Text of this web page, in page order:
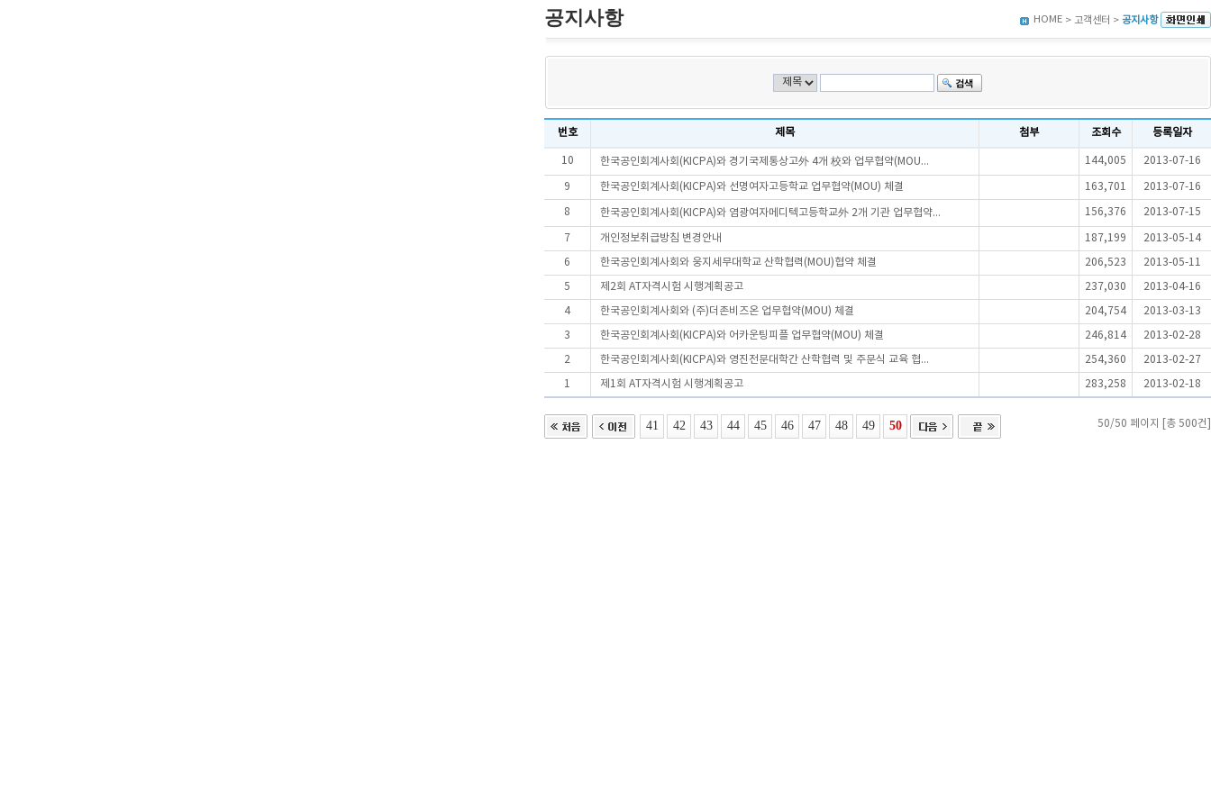
공지사항 HOME > 고객센터 > 공지사항
번호 제목 첨부 조회수 등록일자
10 한국공인회계사회(KICPA)와 경기국제통상고外 4개 校와 업무협약(MOU... 144,005 2013-07-16
9 한국공인회계사회(KICPA)와 선명여자고등학교 업무협약(MOU) 체결 163,701 2013-07-16
8 한국공인회계사회(KICPA)와 염광여자메디텍고등학교外 2개 기관 업무협약... 156,376 2013-07-15
7 개인정보취급방침 변경안내 187,199 2013-05-14
6 한국공인회계사회와 웅지세무대학교 산학협력(MOU)협약 체결 206,523 2013-05-11
5 제2회 AT자격시험 시행계획공고 237,030 2013-04-16
4 한국공인회계사회와 (주)더존비즈온 업무협약(MOU) 체결 204,754 2013-03-13
3 한국공인회계사회(KICPA)와 어카운팅피플 업무협약(MOU) 체결 246,814 2013-02-28
2 한국공인회계사회(KICPA)와 영진전문대학간 산학협력 및 주문식 교육 협... 254,360 2013-02-27
1 제1회 AT자격시험 시행계획공고 283,258 2013-02-18
41 42 43 44 45 46 47 48 49 50 50/50 페이지 [총 500건]